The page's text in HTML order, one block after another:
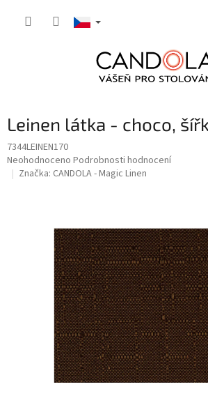
Leinen látka - choco,
7344LEINEN170
Průměrné
hodnocení
Neohodnoceno Podrobnosti hodnocení
Značka: CANDOLA - Magic Linen